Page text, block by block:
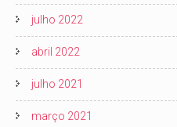
julho 2022
abril 2022
julho 2021
março 2021